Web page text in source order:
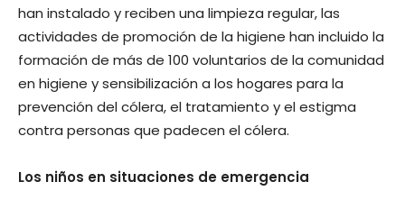
han instalado y reciben una limpieza regular, las
actividades de promoción de la higiene han incluido la
formación de más de 100 voluntarios de la comunidad
en higiene y sensibilización a los hogares para la
prevención del cólera, el tratamiento y el estigma
contra personas que padecen el cólera.
Los niños en situaciones de emergencia